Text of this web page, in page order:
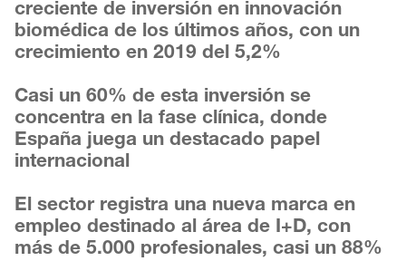
creciente de inversión en innovación
biomédica de los últimos años, con un
crecimiento en 2019 del 5,2%
Casi un 60% de esta inversión se
concentra en la fase clínica, donde
España juega un destacado papel
internacional
El sector registra una nueva marca en
empleo destinado al área de I+D, con
más de 5.000 profesionales, casi un 88%